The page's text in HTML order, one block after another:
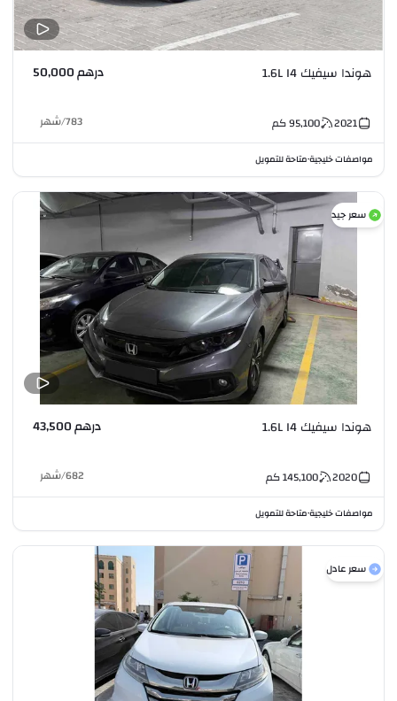
هوندا سيفيك 1.6L I4 درهم 50,000
2021
95,100كم 783
/شهر
مواصفات خليجية•متاحة للتمويل
سعر جيد
هوندا سيفيك 1.6L I4 درهم 43,500
2020
145,100كم 682
/شهر
مواصفات خليجية•متاحة للتمويل
سعر عادل